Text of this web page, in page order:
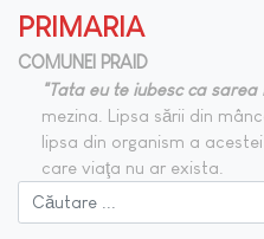
PRIMARIA
COMUNEI PRAID
"Tata eu te iubesc ca
mezina. Lipsa sării din
lipsa din organism a
care viaţa nu ar exista.